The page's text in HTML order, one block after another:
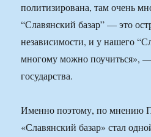
политизирована, там очень
“Славянский базар” — это
независимости, и у нашего
многому можно поучиться»,
государства.
Именно поэтому, по мнению
«Славянский базар» стал